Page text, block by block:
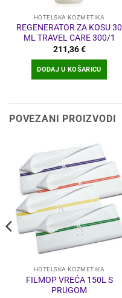
HOTELSKA KOZMETIKA
REGENERATOR ZA KOSU 30
ML TRAVEL CARE 300/1
211,36€
DODAJ U KOŠARICU
POVEZANI PROIZVODI
HOTELSKA KOZMETIKA
FILMOP VREĆA 150L S
PRUGOM